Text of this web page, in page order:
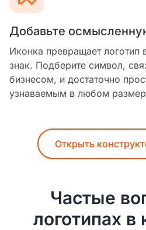
Добавьте
Иконка превращает
знак. Подберите символ,
бизнесом, и достаточно
узнаваемым в любом
Открыть
Частые
логотипах в